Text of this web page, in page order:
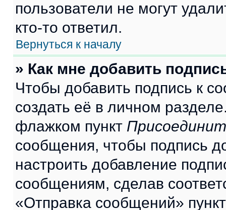
пользователи не могут
кто-то ответил.
Вернуться к началу
» Как мне добавить
Чтобы добавить подпись к
создать её в личном
флажком пункт
сообщения, чтобы подпись
настроить добавление
сообщениям, сделав
«Отправка сообщений»